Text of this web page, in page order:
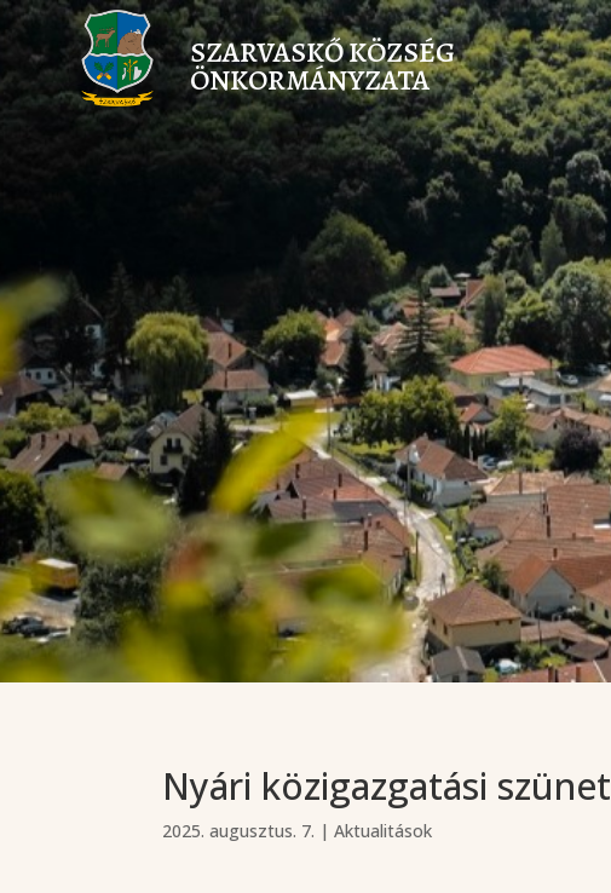
SZARVASKŐ KÖZSÉG
ÖNKORMÁNYZATA
Nyári közigazgatási szünet
2025. augusztus. 7. |Aktualitások